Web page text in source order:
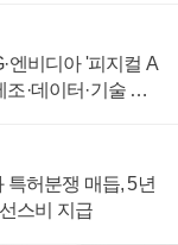
엔비디아 '피지컬 A
·데이터·기술 결
허분쟁 매듭, 5년
스비 지급